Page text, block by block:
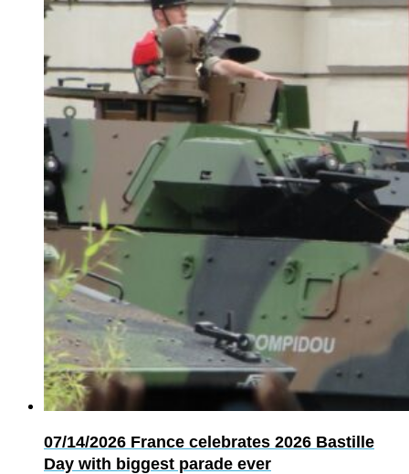
07/14/2026 France celebrates 2026 Bastille
Day with biggest parade ever